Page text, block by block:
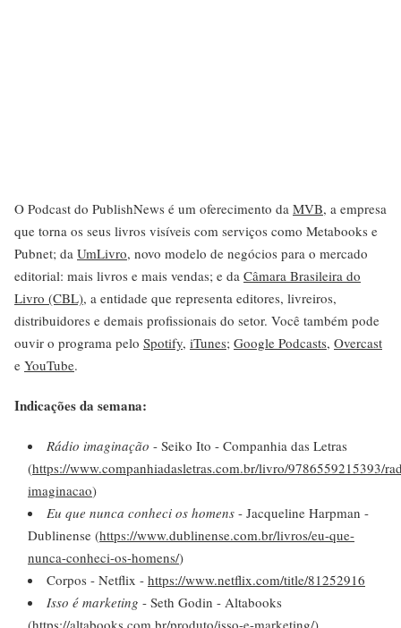
O Podcast do PublishNews é um oferecimento da MVB, a empresa
que torna os seus livros visíveis com serviços como Metabooks e
Pubnet; da UmLivro, novo modelo de negócios para o mercado
editorial: mais livros e mais vendas; e da Câmara Brasileira do
Livro (CBL), a entidade que representa editores, livreiros,
distribuidores e demais profissionais do setor. Você também pode
ouvir o programa pelo Spotify, iTunes; Google Podcasts, Overcast
e YouTube.
Indicações da semana:
Rádio imaginação - Seiko Ito - Companhia das Letras
(https://www.companhiadasletras.com.br/livro/9786559215393/
imaginacao)
Eu que nunca conheci os homens - Jacqueline Harpman -
Dublinense (https://www.dublinense.com.br/livros/eu-que-
nunca-conheci-os-homens/)
Corpos - Netflix - https://www.netflix.com/title/81252916
Isso é marketing - Seth Godin - Altabooks
(https://altabooks.com.br/produto/isso-e-marketing/)